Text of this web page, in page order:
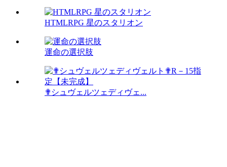
HTMLRPG 星のスタリオン
運命の選択肢
✟シュヴェルツェディヴェ...